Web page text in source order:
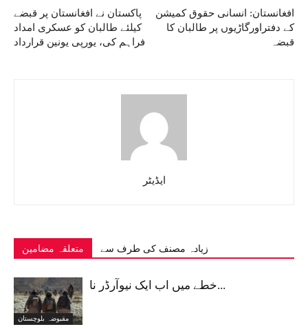
پاکستان نے افغانستان پر قبضے
کیلئے طالبان کو عسکری امداد
فراہم کی، یورپی یونین قرارداد
افغانستان: انسانی حقوق کمیشن
کے دفتراورگاڑیوں پر طالبان کا
قبضہ
ایڈیٹر
متعلقہ مضامین زیادہ مصنف کی طرف سے
مقبوضہ بلوچستان
خطے میں اب ایک نیوآرڈر نا...